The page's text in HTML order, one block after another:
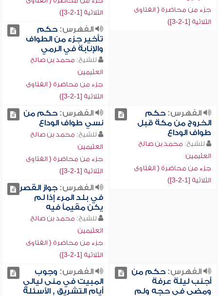
جزء من محاضرة ( الفتاوى
الثلاثية [1-2-3])
الثلاثية [1-2-3])
الفهرس:حكم
تأخير جزء من الطواف
والإنابة في الرمي
للشيخ: محمد بن صالح
العثيمين
جزء من محاضرة ( الفتاوى
الثلاثية [1-2-3])
الفهرس:حكم
الخروج من مكة قبل
طواف الوداع
للشيخ: محمد بن صالح
العثيمين
جزء من محاضرة ( الفتاوى
الثلاثية [1-2-3])
الفهرس:حكم من
نسي طواف الوداع
للشيخ: محمد بن صالح
العثيمين
جزء من محاضرة ( الفتاوى
الثلاثية [1-2-3])
الفهرس:جواز القصر
في بلد المرء إذا لم
يكن مقيماً فيه
للشيخ: محمد بن صالح
العثيمين
جزء من محاضرة ( الفتاوى
الثلاثية [1-2-3])
الفهرس:حكم من
أجنب ليلة عرفة
ومضى في حجه ولم
الفهرس: وجوب
المبيت في منى ليالي
أيام التشريق , الأسئلة